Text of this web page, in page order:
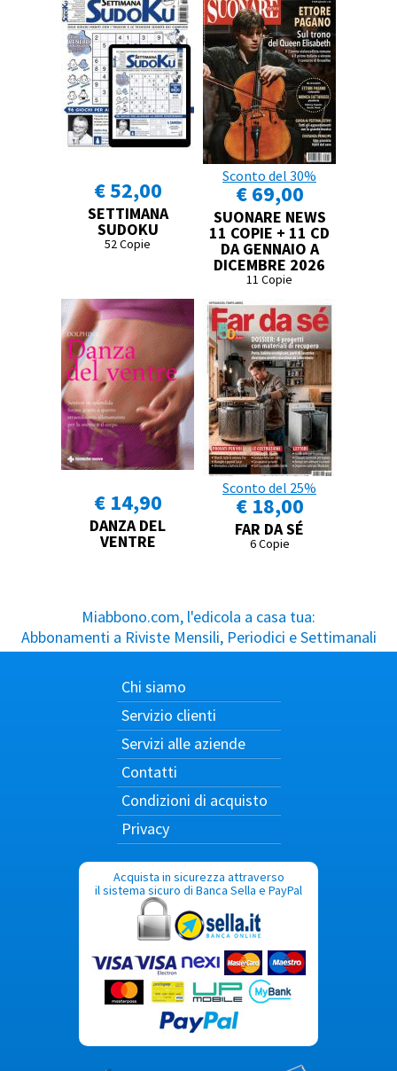
€ 52,00
SETTIMANA
SUDOKU
52 Copie
Sconto del 30%
€ 69,00
SUONARE NEWS
11 COPIE + 11 CD
DA GENNAIO A
DICEMBRE 2026
11 Copie
€ 14,90
DANZA DEL
VENTRE
Sconto del 25%
€ 18,00
FAR DA SÉ
6 Copie
Miabbono.com, l'edicola a casa tua:
Abbonamenti a Riviste Mensili, Periodici e Settimanali
Chi siamo
Servizio clienti
Servizi alle aziende
Contatti
Condizioni di acquisto
Privacy
Acquista in sicurezza attraverso
il sistema sicuro di Banca Sella e PayPal